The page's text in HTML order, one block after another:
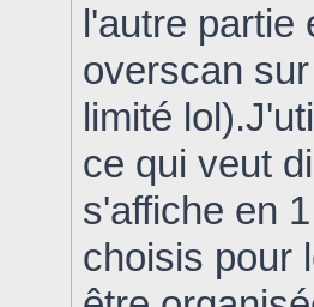
l'autre partie
overscan
limité
ce qui veut
s'affiche en
choisis pour